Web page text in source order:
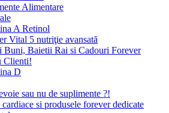
Alimentare
A Retinol
Vital 5 nutriţie avansată
Buni, Baietii Rai si Cadouri Forever
Clienti!
D
sau nu de suplimente ?!
si produsele forever dedicate